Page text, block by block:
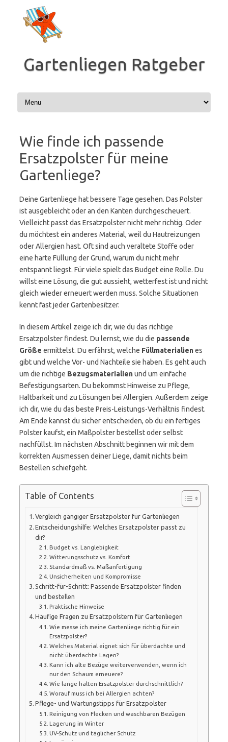
Inhalt
springen
Gartenliegen Ratgeber
Wie finde ich passende
Ersatzpolster für meine
Gartenliege?
Deine Gartenliege hat bessere Tage gesehen. Das Polster
ist ausgebleicht oder an den Kanten durchgescheuert.
Vielleicht passt das Ersatzpolster nicht mehr richtig. Oder
du möchtest ein anderes Material, weil du Hautreizungen
oder Allergien hast. Oft sind auch veraltete Stoffe oder
eine harte Füllung der Grund, warum du nicht mehr
entspannt liegst. Für viele spielt das Budget eine Rolle. Du
willst eine Lösung, die gut aussieht, wetterfest ist und nicht
gleich wieder erneuert werden muss. Solche Situationen
kennt fast jeder Gartenbesitzer.
In diesem Artikel zeige ich dir, wie du das richtige
Ersatzpolster findest. Du lernst, wie du die passende
Größe ermittelst. Du erfährst, welche Füllmaterialienes
gibt und welche Vor- und Nachteile sie haben. Es geht auch
um die richtige Bezugsmaterialienund um einfache
Befestigungsarten. Du bekommst Hinweise zu Pflege,
Haltbarkeit und zu Lösungen bei Allergien. Außerdem zeige
ich dir, wie du das beste Preis-Leistungs-Verhältnis findest.
Am Ende kannst du sicher entscheiden, ob du ein fertiges
Polster kaufst, ein Maßpolster bestellst oder selbst
nachfüllst. Im nächsten Abschnitt beginnen wir mit dem
korrekten Ausmessen deiner Liege, damit nichts beim
Bestellen schiefgeht.
Table of Contents
Vergleich gängiger Ersatzpolster für Gartenliegen
Entscheidungshilfe: Welches Ersatzpolster passt zu
dir?
Budget vs. Langlebigkeit
Witterungsschutz vs. Komfort
Standardmaß vs. Maßanfertigung
Unsicherheiten und Kompromisse
Schritt-für-Schritt: Passende Ersatzpolster finden
und bestellen
Praktische Hinweise
Häufige Fragen zu Ersatzpolstern für Gartenliegen
Wie messe ich meine Gartenliege richtig für ein
Ersatzpolster?
Welches Material eignet sich für überdachte und
nicht überdachte Lagen?
Kann ich alte Bezüge weiterverwenden, wenn ich
nur den Schaum erneuere?
Wie lange halten Ersatzpolster durchschnittlich?
Worauf muss ich bei Allergien achten?
Pflege- und Wartungstipps für Ersatzpolster
Reinigung von Flecken und waschbaren Bezügen
Lagerung im Winter
UV-Schutz und täglicher Schutz